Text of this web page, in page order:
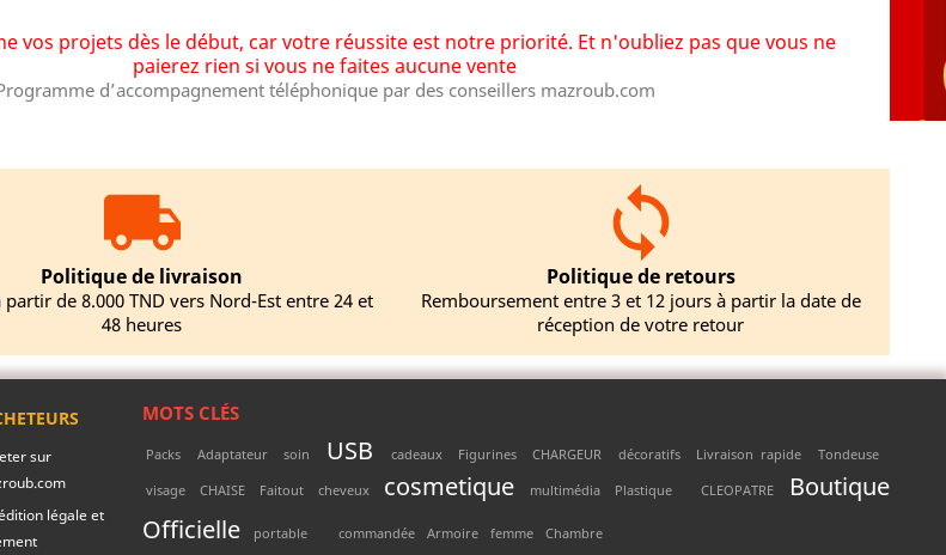
vos projets dès le début, car votre réussite est notre priorité. Et n'oubliez pas que vous ne
paierez rien si vous ne faites aucune vente
d’accompagnement téléphonique par des conseillers mazroub.com
Politique de livraison
de 8.000 TND vers Nord-Est entre 24 et
48 heures
Politique de retours
Remboursement entre 3 et 12 jours à partir la date de
réception de votre retour
sur
légale et
MOTS CLÉS
Packs Adaptateur soin USB cadeaux Figurines CHARGEUR décoratifs Livraison rapide
Tondeuse
visage
CHAISE Faitout cheveux cosmetique multimédia Plastique CLEOPATRE
Boutique
Officielle
portable commandée Armoire femme Chambre